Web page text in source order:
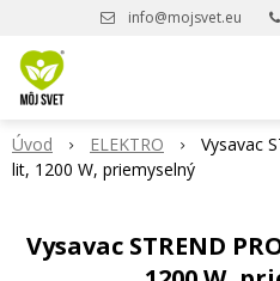
info@mojsvet.eu
Úvod ELEKTRO
Vysavac
lit, 1200 W, priemyselný
Vysavac STREND